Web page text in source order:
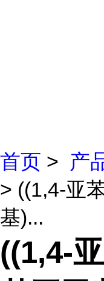
首页 > 产
> ((1,4-亚
基)...
((1,4-